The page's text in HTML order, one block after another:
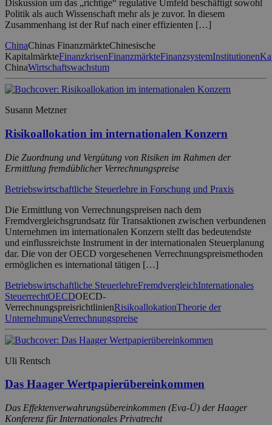
Diskussion um das „richtige“ regulative Umfeld beschäftigt sowohl
Politik als auch Wissenschaft mehr als je zuvor. In diesem
Zusammenhang ist der Ruf nach einer effizienten […]
ChinaChinas FinanzmärkteChinesische
KapitalmärkteFinanzkrisenFinanzmärkteFinanzsystemInstitutionen
ChinaWirtschaftswachstum
Susann Metzner
Risikoallokation im internationalen Konzern
Die Zuordnung und Vergütung von Risiken im Rahmen der
Ermittlung fremdüblicher Verrechnungspreise
Betriebswirtschaftliche Steuerlehre in Forschung und Praxis
Die Ermittlung von Verrechnungspreisen nach dem
Fremdvergleichsgrundsatz für Transaktionen zwischen verbundenen
Unternehmen im internationalen Konzern stellt das bedeutendste
und einflussreichste Instrument in der internationalen Steuerplanung
dar. Die von der OECD vorgesehenen Verrechnungspreismethoden
ermöglichen es international tätigen […]
Betriebswirtschaftliche SteuerlehreFremdvergleichInternationales
SteuerrechtOECDOECD-
VerrechnungspreisrichtlinienRisikoallokationTheorie der
UnternehmungVerrechnungspreise
Uli Rentsch
Das Haager Wertpapierübereinkommen
Das Effektenverwahrungsübereinkommen (Eva-Ü) der Haager
Konferenz für Internationales Privatrecht